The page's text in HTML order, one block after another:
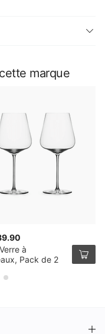
marque
à
Pack de 2